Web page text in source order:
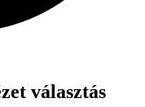
választás